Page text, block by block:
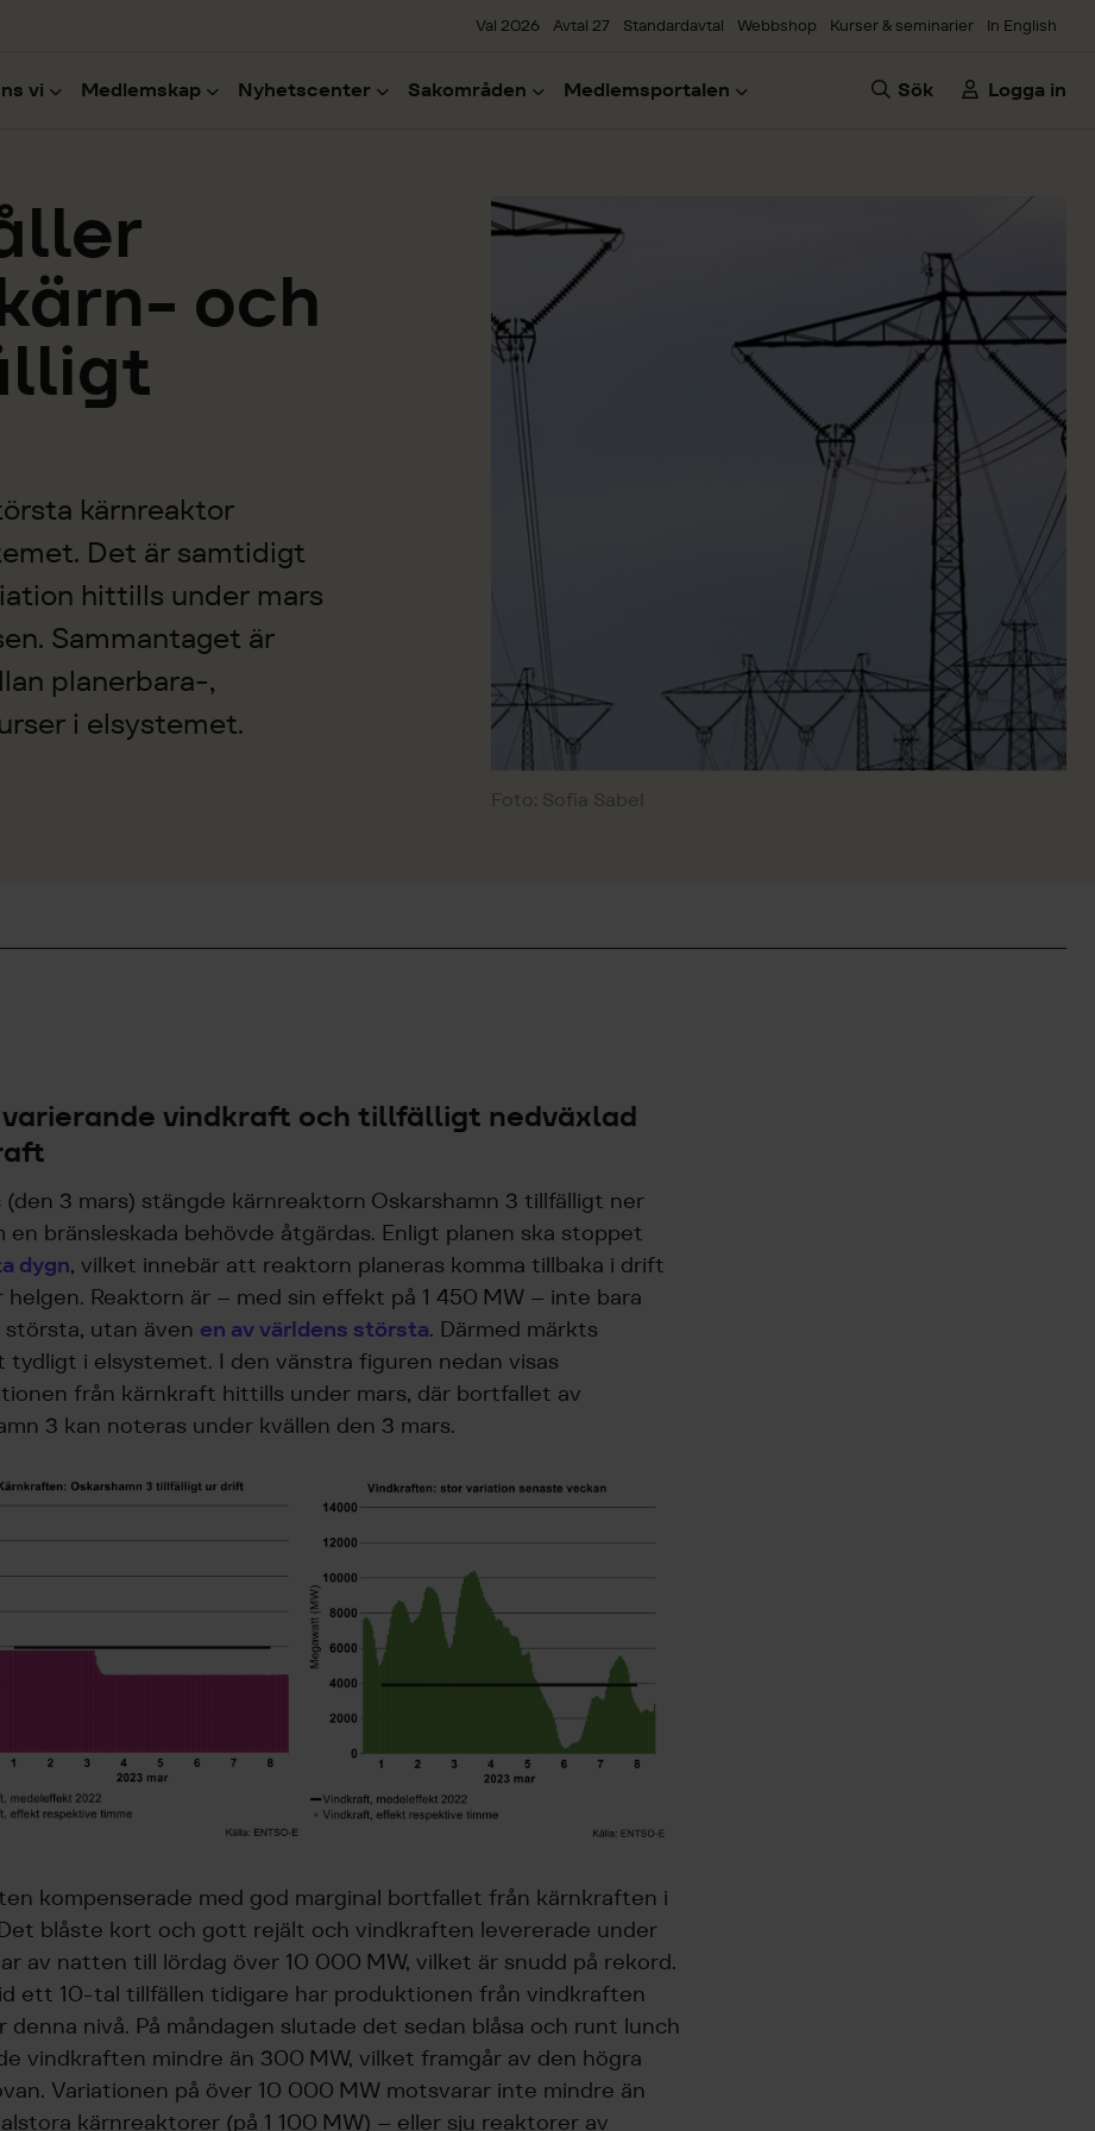
Val 2026 Avtal 27 Standardavtal Webbshop Kurser & seminarier In English
vi Medlemskap Nyhetscenter Sakområden Medlemsportalen Sök Logga in
och
kärnreaktor
Det är samtidigt
hittills under mars
Sammantaget är
planerbara-,
i elsystemet.
Foto: Sofia Sabel
vindkraft och tillfälligt nedväxlad
(den 3 mars) stängde kärnreaktorn Oskarshamn 3 tillfälligt ner
en bränsleskada behövde åtgärdas. Enligt planen ska stoppet
dygn, vilket innebär att reaktorn planeras komma tillbaka i drift
helgen. Reaktorn är – med sin effekt på 1 450 MW – inte bara
största, utan även en av världens största. Därmed märkts
tydligt i elsystemet. I den vänstra figuren nedan visas
från kärnkraft hittills under mars, där bortfallet av
3 kan noteras under kvällen den 3 mars.
kompenserade med god marginal bortfallet från kärnkraften i
blåste kort och gott rejält och vindkraften levererade under
av natten till lördag över 10 000 MW, vilket är snudd på rekord.
ett 10-tal tillfällen tidigare har produktionen från vindkraften
denna nivå. På måndagen slutade det sedan blåsa och runt lunch
vindkraften mindre än 300 MW, vilket framgår av den högra
Variationen på över 10 000 MW motsvarar inte mindre än
kärnreaktorer (på 1 100 MW) – eller sju reaktorer av